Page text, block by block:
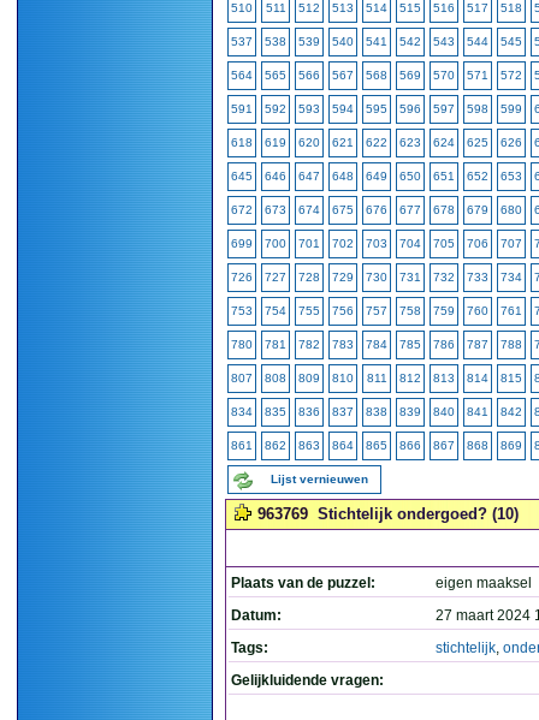
510 511 512 513 514 515 516 517 518
537 538 539 540 541 542 543 544 545
564 565 566 567 568 569 570 571 572
591 592 593 594 595 596 597 598 599
618 619 620 621 622 623 624 625 626
645 646 647 648 649 650 651 652 653
672 673 674 675 676 677 678 679 680
699 700 701 702 703 704 705 706 707
726 727 728 729 730 731 732 733 734
753 754 755 756 757 758 759 760 761
780 781 782 783 784 785 786 787 788
807 808 809 810 811 812 813 814 815
834 835 836 837 838 839 840 841 842
861 862 863 864 865 866 867 868 869
Lijst vernieuwen
963769 Stichtelijk ondergoed? (10)
Plaats van de puzzel:
eigen maaksel
Datum:
27 maart 2024
Tags:
stichtelijk,
Gelijkluidende vragen: